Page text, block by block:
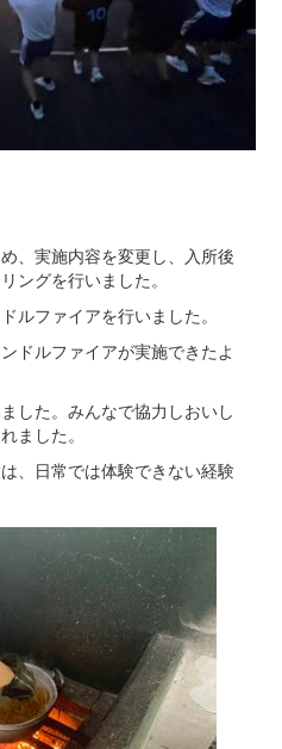
、実施内容を変更し、入所後
ングを行いました。
ルファイアを行いました。
ドルファイアが実施できたよ
した。みんなで協力しおいし
ました。
、日常では体験できない経験